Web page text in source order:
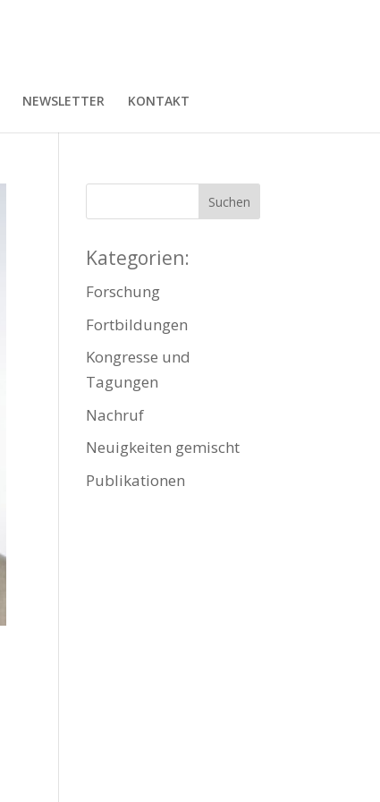
NEWSLETTER KONTAKT
Kategorien:
Forschung
Fortbildungen
Kongresse und
Tagungen
Nachruf
Neuigkeiten gemischt
Publikationen